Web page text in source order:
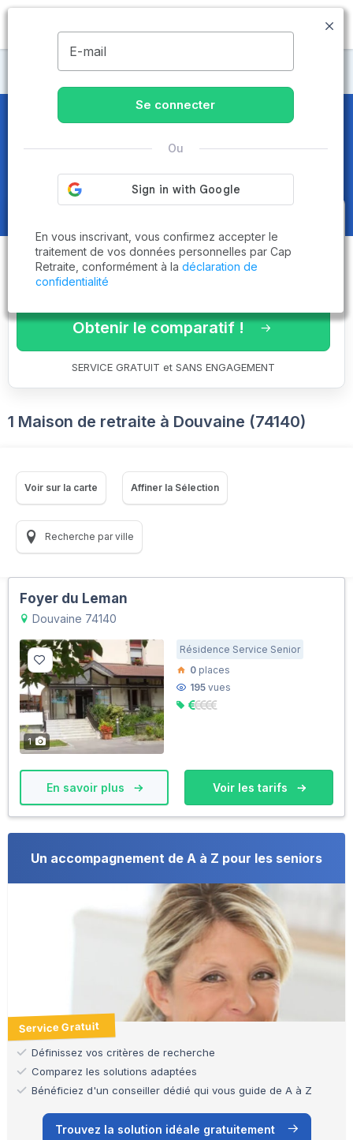
MENU
Maisons de retraite Haute-Savoie
Maisons de retraite et EHPAD
Douvaine (74140)
Obtenez le
comparatif des
établissementsadaptés à vos
critères en 3 minutes !
Obtenir le comparatif !
SERVICE GRATUIT et SANS ENGAGEMENT
1 Maison de retraite à Douvaine (74140)
Voir sur la carte Affiner la Sélection
Recherche par ville
Foyer du Leman
Douvaine 74140
1
Résidence Service Senior
0 places
195 vues
En savoir plus Voir les tarifs
Un accompagnement de A à Z pour les seniors
Service Gratuit
Définissez vos critères de recherche
Comparez les solutions adaptées
Bénéficiez d'un conseiller dédié qui vous guide de A à Z
Trouvez la solution idéale gratuitement
E-mail
Se connecter
Ou
En vous inscrivant, vous confirmez accepter le
traitement de vos données personnelles par Cap
Retraite, conformément à la déclaration de
confidentialité